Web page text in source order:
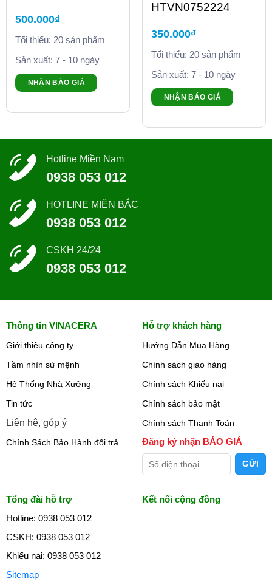
500.000₫
Tối thiểu: 20 sản phẩm
Sản xuất: 7 - 10 ngày
NHẬN BÁO GIÁ
HTVN0752224
350.000₫
Tối thiểu: 20 sản phẩm
Sản xuất: 7 - 10 ngày
NHẬN BÁO GIÁ
Hotline Miền Nam
0938 053 012
HOTLINE MIỀN BẮC
0938 053 012
CSKH 24/24
0938 053 012
Thông tin VINACERA
Giới thiệu công ty
Tầm nhìn sứ mệnh
Hệ Thống Nhà Xưởng
Tin tức
Liên hệ, góp ý
Chính Sách Bảo Hành đổi trả
Hỗ trợ khách hàng
Hướng Dẫn Mua Hàng
Chính sách giao hàng
Chính sách Khiếu nại
Chính sách bảo mật
Chính sách Thanh Toán
Đăng ký nhận BÁO GIÁ
Tổng đài hỗ trợ
Hotline: 0938 053 012
CSKH: 0938 053 012
Khiếu nại: 0938 053 012
Sitemap
Kết nối cộng đồng